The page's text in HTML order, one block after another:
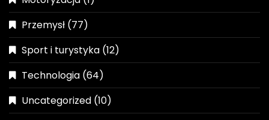
Przemysł (77)
Sport i turystyka (12)
Technologia (64)
Uncategorized (10)